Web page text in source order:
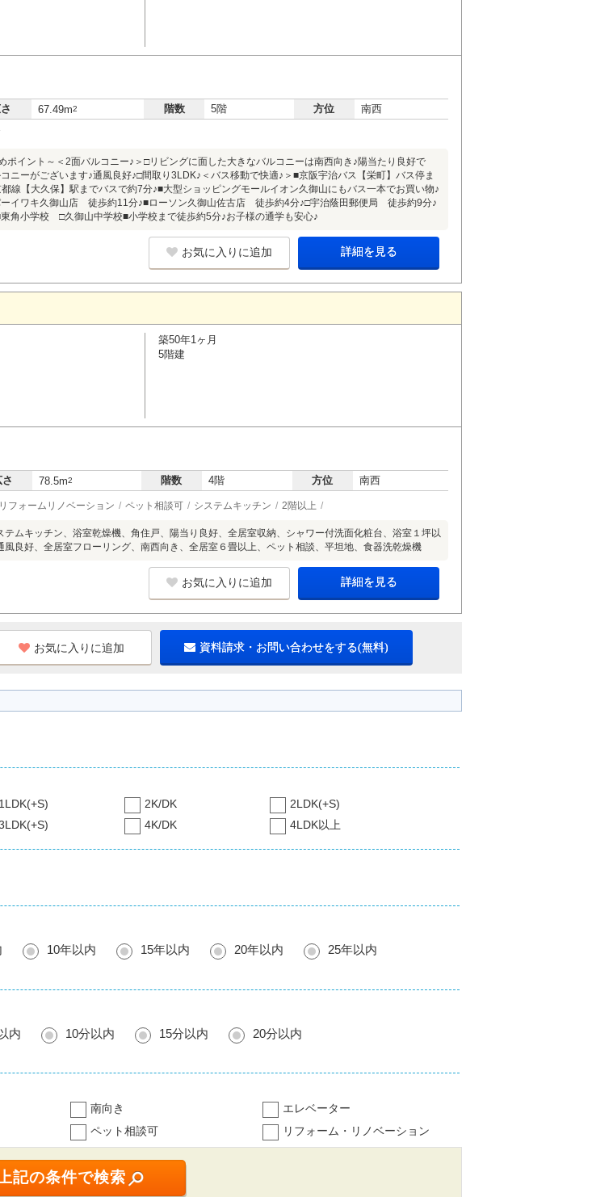
67.49m2 階数 5階 方位 南西
ポイント～＜2面バルコニー♪＞□リビングに面した大きなバルコニーは南西向き♪陽当たり良好で
ニーがございます♪通風良好♪□間取り3LDK♪＜バス移動で快適♪＞■京阪宇治バス【栄町】バス停ま
線【大久保】駅までバスで約7分♪■大型ショッピングモールイオン久御山にもバス一本でお買い物♪
ーイワキ久御山店 徒歩約11分♪■ローソン久御山佐古店 徒歩約4分♪□宇治蔭田郵便局 徒歩約9分♪
東角小学校 □久御山中学校■小学校まで徒歩約5分♪お子様の通学も安心♪
お気に入りに追加 詳細を見る
築50年1ヶ月
5階建
さ 78.5m2 階数 4階 方位 南西
リフォームリノベーション ペット相談可 システムキッチン 2階以上
テムキッチン、浴室乾燥機、角住戸、陽当り良好、全居室収納、シャワー付洗面化粧台、浴室１坪以
風良好、全居室フローリング、南西向き、全居室６畳以上、ペット相談、平坦地、食器洗乾燥機
お気に入りに追加 詳細を見る
お気に入りに追加 資料請求・お問い合わせをする(無料)
1LDK(+S) 2K/DK
2LDK(+S)
4K/DK 4LDK以上
10年以内 15年以内 20年以内
25年以内
内 10分以内 15分以内 20分以内
南向き
エレベーター
ペット相談可 リフォーム・リノベーション